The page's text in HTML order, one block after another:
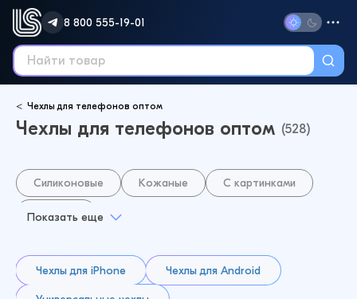
8 800 555-19-01
Чехлы для телефонов оптом
Чехлы для телефонов оптом (528)
Силиконовые Кожаные С картинками
MagSafe
Показать еще
Чехлы для iPhone Чехлы для Android